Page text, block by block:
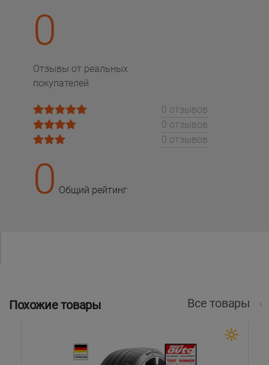
0
Отзывы от реальных
покупателей
0 отзывов
0 отзывов
0 отзывов
0 Общий рейтинг
Похожие товары Все товары